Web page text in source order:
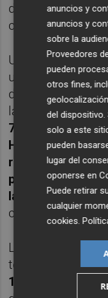
de nuevo la vida.
cercanos.
Un triple del
un minuto por
de Martin y de
lanzados por
7.8 segundos
Hezonja, cómo
recibiendo falta.
prórroga porque
la cancha de
cerca.
Los cinco
tensión y se
119
pero
anuncios y
anuncios y
sobre la
Proveedores
pueden
otros fines,
del
solo a este
pueden
lugar del
oponerse en
Puede retirar
cualquier
cookies.